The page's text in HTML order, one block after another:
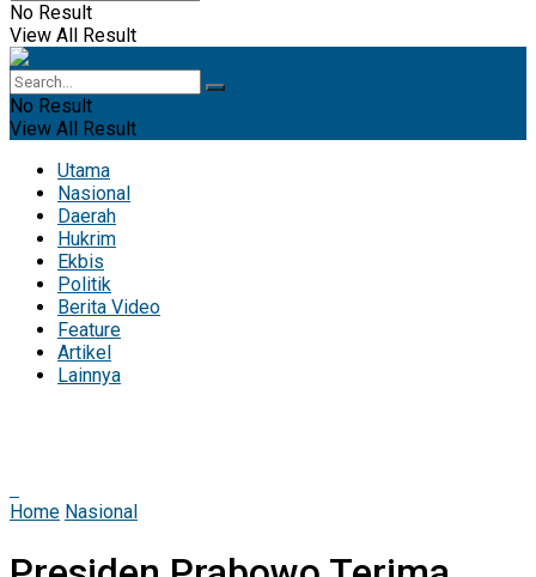
No Result
View All Result
No Result
View All Result
Utama
Nasional
Daerah
Hukrim
Ekbis
Politik
Berita Video
Feature
Artikel
Lainnya
Home Nasional